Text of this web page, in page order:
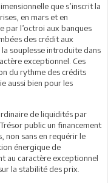
que s’inscrit la
en mars et en
par l’octroi aux banques
des crédit aux
souplesse introduite dans
exceptionnel. Ces
du rythme des crédits
aussi bien pour les
de liquidités par
public un financement
non sans en requérir le
énergique de
au caractère exceptionnel
la stabilité des prix.